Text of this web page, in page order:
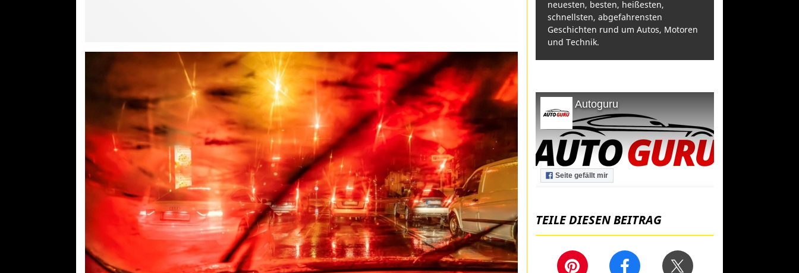
neuesten, besten, heißesten,
schnellsten, abgefahrensten
Geschichten rund um Autos, Motoren
und Technik.
Autoguru
Seite gefällt mir
TEILE DIESEN BEITRAG